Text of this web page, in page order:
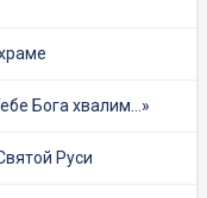
Бога хвалим…»
Руси